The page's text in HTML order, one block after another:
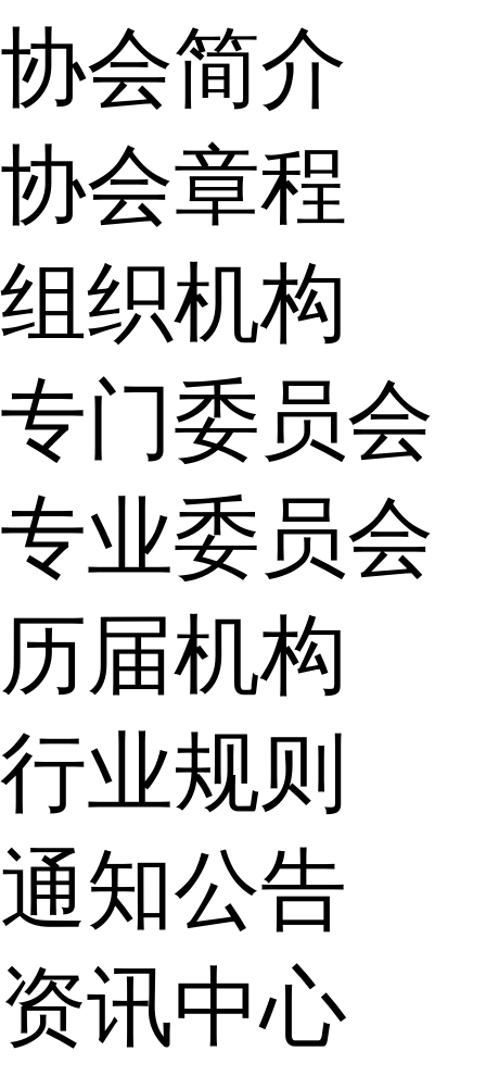
协会简介
协会章程
组织机构
专门委员会
专业委员会
历届机构
行业规则
通知公告
资讯中心